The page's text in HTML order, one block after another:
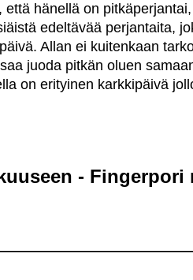
että hänellä on
edeltävää perjantaita,
Allan ei kuitenkaan
juoda pitkän oluen
on erityinen karkkipäivä
- Fingerpori